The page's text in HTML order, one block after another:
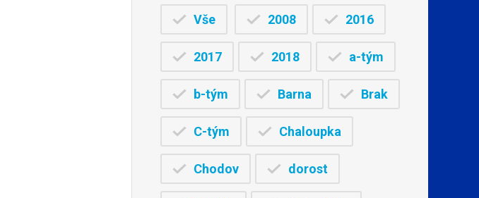
Vše 2008 2016
2017 2018 a-tým
b-tým Barna Brak
C-tým Chaloupka
Chodov dorost